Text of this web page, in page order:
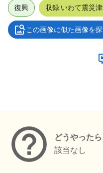
復興 収録:いわて震災
この画像に似た画像を
どうやった
該当なし